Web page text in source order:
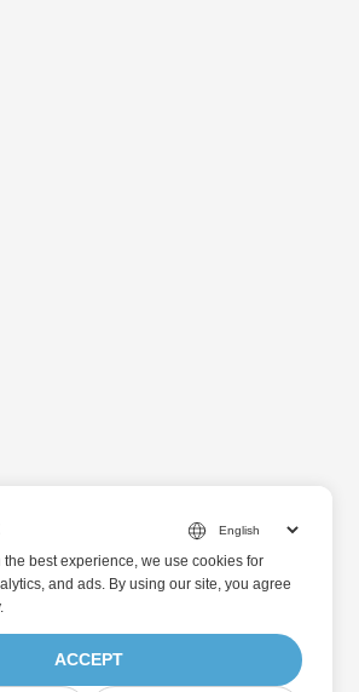
the best experience, we use cookies for
and ads. By using our site, you agree
.
ACCEPT